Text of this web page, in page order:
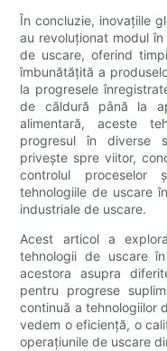
În concluzie, inovațiile
au revoluționat modul
de uscare, oferind
îmbunătățită a
la progresele
de căldură până la
alimentară, aceste
progresul în diverse
privește spre viitor,
controlul proceselor
tehnologiile de uscare
industriale de uscare.
Acest articol a
tehnologii de uscare
acestora asupra
pentru progrese
continuă a tehnologiilor
vedem o eficiență, o
operațiunile de uscare